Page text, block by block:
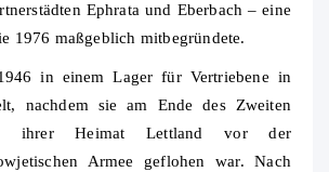
Ephrata und Eberbach – eine
1976 maßgeblich mitbegründete.
in einem Lager für Vertriebene in
nachdem sie am Ende des Zweiten
ihrer Heimat Lettland vor der
Armee geflohen war. Nach